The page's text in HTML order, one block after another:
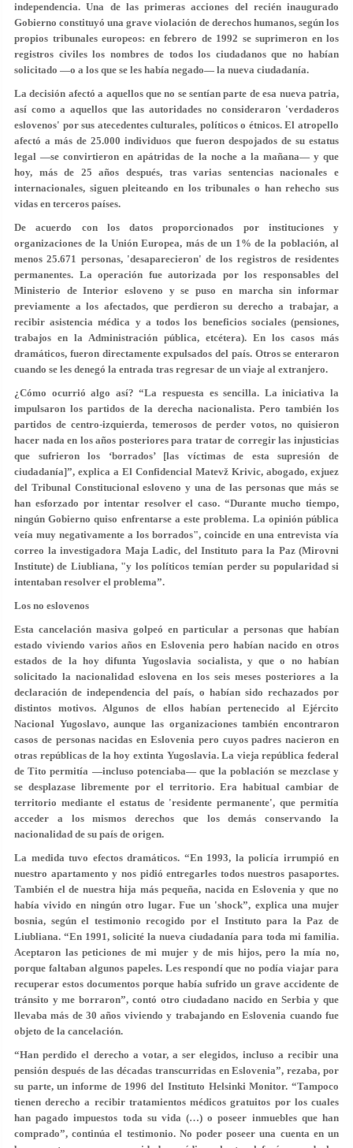
independencia. Una de las primeras acciones del recién inaugurado
Gobierno constituyó una grave violación de derechos humanos, según los
propios tribunales europeos: en febrero de 1992 se suprimeron en los
registros civileslos nombres de todos los ciudadanos que no habían
solicitado —o a los que se les había negado— la nueva ciudadanía.
La decisión afectó a aquellos que no se sentían parte de esa nueva patria,
así como a aquellos que las autoridades no consideraron 'verdaderos
eslovenos' por sus atecedentes culturales, políticos o étnicos. El atropello
afectó a más de 25.000 individuos que fueron despojados de su estatus
legal —se convirtieron enapátridas de la noche a la mañana— y que
hoy, más de 25 años después, tras varias sentencias nacionales e
internacionales, siguen pleiteando en los tribunales o han rehecho sus
vidas en terceros países.
De acuerdo con los datos proporcionados por instituciones y
organizaciones de la Unión Europea, más de un 1% de la población, al
menos 25.671 personas, 'desaparecieron' de los registrosde residentes
permanentes. La operación fue autorizada por los responsables del
Ministerio de Interior esloveno y se puso en marcha sin informar
previamente a los afectados, que perdieron su derecho a trabajar, a
recibir asistencia médica y a todos los beneficios sociales (pensiones,
trabajos en la Administración pública, etcétera). En los casos más
dramáticos, fueron directamente expulsados del país. Otros se enteraron
cuando se les denegó la entrada tras regresar de un viaje al extranjero.
¿Cómo ocurrió algo así? “La respuesta es sencilla. La iniciativa la
impulsaron los partidos de la derecha nacionalista. Pero también los
partidos de centro-izquierda, temerosos de perder votos, no quisieron
hacer nada en los años posteriores para tratar de corregir las injusticias
que sufrieron los ‘borrados’ [las víctimas de esta supresión de
ciudadanía]”, explica a El Confidencial Matevž Krivic, abogado, exjuez
del Tribunal Constitucional esloveno y una de las personas que más se
han esforzado por intentar resolver el caso. “Durante mucho tiempo,
ningún Gobierno quiso enfrentarse a este problema. La opinión pública
veía muy negativamente a los borrados", coincide en una entrevista vía
correo la investigadora Maja Ladic, del Instituto para la Paz (Mirovni
Institute) de Liubliana, "y los políticos temían perder su popularidad si
intentaban resolver el problema”.
Los no eslovenos
Esta cancelación masiva golpeó en particular a personas que habían
estado viviendo varios años en Eslovenia pero habían nacido en otros
estados de la hoy difunta Yugoslavia socialista, y que o no habían
solicitado la nacionalidad eslovena en los seis meses posteriores a la
declaración de independencia del país, o habían sido rechazados por
distintos motivos. Algunos de ellos habían pertenecido al Ejército
Nacional Yugoslavo, aunque las organizaciones también encontraron
casos de personas nacidas en Eslovenia pero cuyos padres nacieron en
otras repúblicas de la hoy extinta Yugoslavia. La vieja república federal
de Tito permitía —incluso potenciaba— que la población se mezclase y
se desplazase libremente por el territorio. Era habitual cambiar de
territorio mediante el estatus de 'residente permanente', que permitía
acceder a los mismos derechos que los demás conservando la
nacionalidad de su país de origen.
La medida tuvo efectos dramáticos. “En 1993, la policía irrumpió en
nuestro apartamento y nos pidió entregarles todos nuestros pasaportes.
También el de nuestra hija más pequeña, nacida en Eslovenia y que no
había vivido en ningún otro lugar. Fue un 'shock”, explica una mujer
bosnia, según el testimonio recogido por el Instituto para la Paz de
Liubliana. “En 1991, solicité la nueva ciudadanía para toda mi familia.
Aceptaron las peticiones de mi mujer y de mis hijos, pero la mía no,
porque faltaban algunos papeles. Les respondí que no podía viajar para
recuperar estos documentos porque había sufrido un grave accidente de
tránsito y me borraron”, contó otro ciudadano nacido en Serbia y que
llevaba más de 30 años viviendo y trabajando en Eslovenia cuando fue
objeto de la cancelación.
“Han perdidoel derecho a votar, a ser elegidos, incluso a recibir una
pensión después de las décadas transcurridas en Eslovenia”, rezaba, por
su parte, un informe de 1996 del Instituto Helsinki Monitor. “Tampoco
tienen derecho a recibir tratamientos médicos gratuitos por los cuales
han pagado impuestos toda su vida (…)o poseer inmuebles que han
comprado”, continúa el testimonio. No poder poseer una cuenta en un